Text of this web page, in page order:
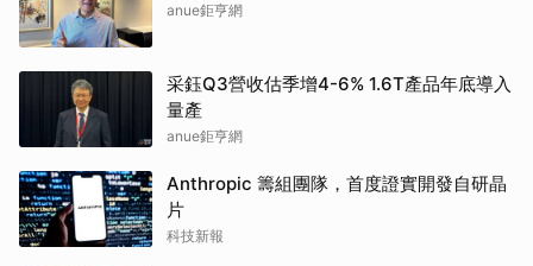
anue鉅亨網
采鈺Q3營收估季增4-6% 1.6T產品年底導入
量產
anue鉅亨網
Anthropic 籌組團隊，首度證實開發自研晶
片
科技新報